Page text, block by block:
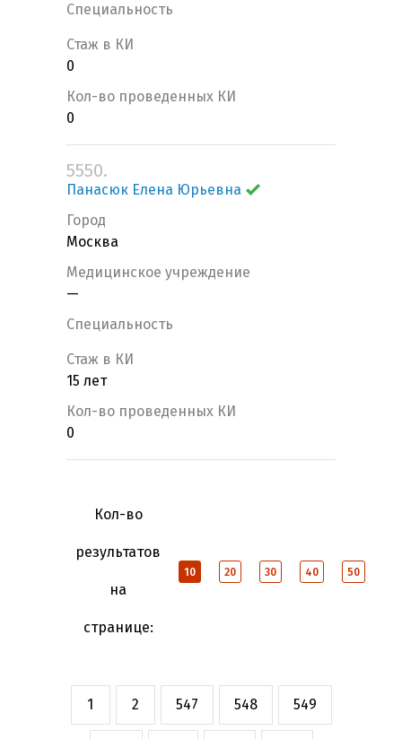
Специальность
Стаж в КИ
0
Кол-во проведенных КИ
0
5550.
Панасюк Елена Юрьевна
Город
Москва
Медицинское учреждение
—
Специальность
Стаж в КИ
15 лет
Кол-во проведенных КИ
0
Кол-во
результатов
на
странице:
10 20 30 40 50
1 2 547 548 549